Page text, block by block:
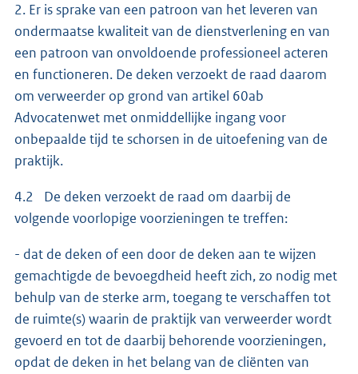
2. Er is sprake van een patroon van het leveren van
ondermaatse kwaliteit van de dienstverlening en van
een patroon van onvoldoende professioneel acteren
en functioneren. De deken verzoekt de raad daarom
om verweerder op grond van artikel 60ab
Advocatenwet met onmiddellijke ingang voor
onbepaalde tijd te schorsen in de uitoefening van de
praktijk.
4.2 De deken verzoekt de raad om daarbij de
volgende voorlopige voorzieningen te treffen:
- dat de deken of een door de deken aan te wijzen
gemachtigde de bevoegdheid heeft zich, zo nodig met
behulp van de sterke arm, toegang te verschaffen tot
de ruimte(s) waarin de praktijk van verweerder wordt
gevoerd en tot de daarbij behorende voorzieningen,
opdat de deken in het belang van de cliënten van